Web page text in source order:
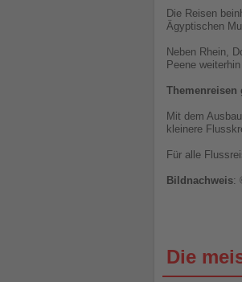
Die Reisen
Ägyptischen
Neben Rhein,
Peene
Themenreisen
Mit dem
kleinere
Für alle
Bildnachweis:
Die